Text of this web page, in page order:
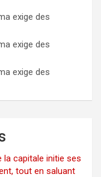
exige des
exige des
exige des
la capitale initie ses
tout en saluant